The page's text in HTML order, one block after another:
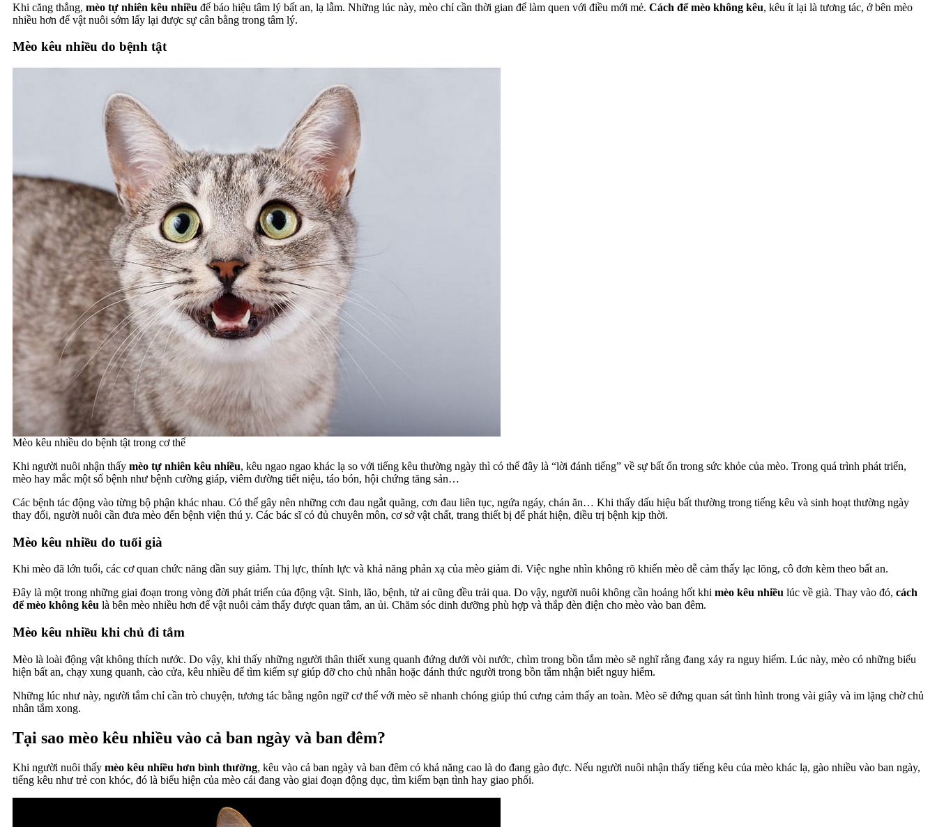
Khi căng thẳng, mèo tự nhiên kêu nhiều để báo hiệu tâm lý bất an, lạ lẫm. Những lúc này, mèo chỉ cần thời gian để làm quen với điều mới mẻ. Cách để mèo không kêu, kêu ít lại là tương tác, ở bên mèo
nhiều hơn để vật nuôi sớm lấy lại được sự cân bằng trong tâm lý.
Mèo kêu nhiều do bệnh tật
Mèo kêu nhiều do bệnh tật trong cơ thể
Khi người nuôi nhận thấy mèo tự nhiên kêu nhiều, kêu ngao ngao khác lạ so với tiếng kêu thường ngày thì có thể đây là “lời đánh tiếng” về sự bất ổn trong sức khỏe của mèo. Trong quá trình phát triển,
mèo hay mắc một số bệnh như bệnh cường giáp, viêm đường tiết niệu, táo bón, hội chứng tăng sản…
Các bệnh tác động vào từng bộ phận khác nhau. Có thể gây nên những cơn đau ngắt quãng, cơn đau liên tục, ngứa ngáy, chán ăn… Khi thấy dấu hiệu bất thường trong tiếng kêu và sinh hoạt thường ngày
thay đổi, người nuôi cần đưa mèo đến bệnh viện thú y. Các bác sĩ có đủ chuyên môn, cơ sở vật chất, trang thiết bị để phát hiện, điều trị bệnh kịp thời.
Mèo kêu nhiều do tuổi già
Khi mèo đã lớn tuổi, các cơ quan chức năng dần suy giảm. Thị lực, thính lực và khả năng phản xạ của mèo giảm đi. Việc nghe nhìn không rõ khiến mèo dễ cảm thấy lạc lõng, cô đơn kèm theo bất an.
Đây là một trong những giai đoạn trong vòng đời phát triển của động vật. Sinh, lão, bệnh, tử ai cũng đều trải qua. Do vậy, người nuôi không cần hoảng hốt khi mèo kêu nhiều lúc về già. Thay vào đó, cách
để mèo không kêu là bên mèo nhiều hơn để vật nuôi cảm thấy được quan tâm, an ủi. Chăm sóc dinh dưỡng phù hợp và thắp đèn điện cho mèo vào ban đêm.
Mèo kêu nhiều khi chủ đi tắm
Mèo là loài động vật không thích nước. Do vậy, khi thấy những người thân thiết xung quanh đứng dưới vòi nước, chìm trong bồn tắm mèo sẽ nghĩ rằng đang xảy ra nguy hiểm. Lúc này, mèo có những biểu
hiện bất an, chạy xung quanh, cào cửa, kêu nhiều để tìm kiếm sự giúp đỡ cho chủ nhân hoặc đánh thức người trong bồn tắm nhận biết nguy hiểm.
Những lúc như này, người tắm chỉ cần trò chuyện, tương tác bằng ngôn ngữ cơ thể với mèo sẽ nhanh chóng giúp thú cưng cảm thấy an toàn. Mèo sẽ đứng quan sát tình hình trong vài giây và im lặng chờ chủ
nhân tắm xong.
Tại sao mèo kêu nhiều vào cả ban ngày và ban đêm?
Khi người nuôi thấy mèo kêu nhiều hơn bình thường, kêu vào cả ban ngày và ban đêm có khả năng cao là do đang gào đực. Nếu người nuôi nhận thấy tiếng kêu của mèo khác lạ, gào nhiều vào ban ngày,
tiếng kêu như trẻ con khóc, đó là biểu hiện của mèo cái đang vào giai đoạn động dục, tìm kiếm bạn tình hay giao phối.